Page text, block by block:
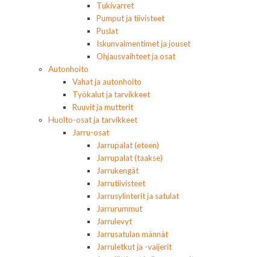
Tukivarret
Pumput ja tiivisteet
Puslat
Iskunvaimentimet ja jouset
Ohjausvaihteet ja osat
Autonhoito
Vahat ja autonhoito
Työkalut ja tarvikkeet
Ruuvit ja mutterit
Huolto-osat ja tarvikkeet
Jarru-osat
Jarrupalat (eteen)
Jarrupalat (taakse)
Jarrukengät
Jarrutiivisteet
Jarrusylinterit ja satulat
Jarrurummut
Jarrulevyt
Jarrusatulan männät
Jarruletkut ja -vaijerit